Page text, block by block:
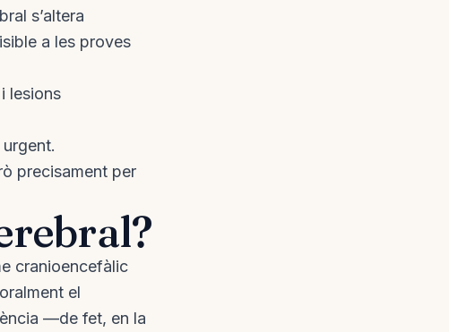
s’altera
a les proves
lesions
precisament per
cranioencefàlic
el
—de fet, en la